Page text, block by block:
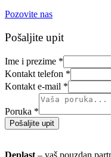
Pozovite nas
Pošaljite upit
Ime i prezime *
Kontakt telefon *
Kontakt e-mail *
Poruka *
Pošaljite upit
Deplast – vaš pouzdan